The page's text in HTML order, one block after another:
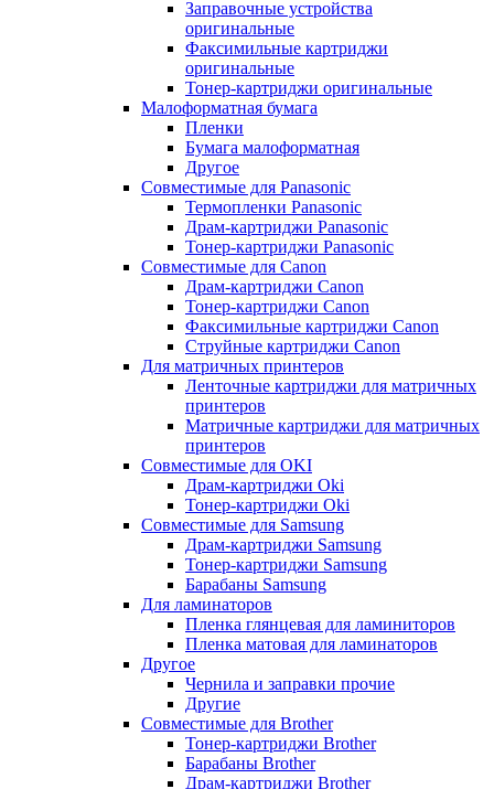
Заправочные устройства
оригинальные
Факсимильные картриджи
оригинальные
Тонер-картриджи оригинальные
Малоформатная бумага
Пленки
Бумага малоформатная
Другое
Совместимые для Panasonic
Термопленки Panasonic
Драм-картриджи Panasonic
Тонер-картриджи Panasonic
Совместимые для Canon
Драм-картриджи Canon
Тонер-картриджи Canon
Факсимильные картриджи Canon
Струйные картриджи Canon
Для матричных принтеров
Ленточные картриджи для матричных
принтеров
Матричные картриджи для матричных
принтеров
Совместимые для OKI
Драм-картриджи Oki
Тонер-картриджи Oki
Совместимые для Samsung
Драм-картриджи Samsung
Тонер-картриджи Samsung
Барабаны Samsung
Для ламинаторов
Пленка глянцевая для ламиниторов
Пленка матовая для ламинаторов
Другое
Чернила и заправки прочие
Другие
Совместимые для Brother
Тонер-картриджи Brother
Барабаны Brother
Драм-картриджи Brother